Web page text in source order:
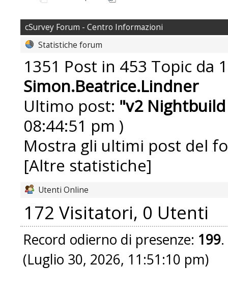
cSurvey Forum - Centro Informazioni
Statistiche forum
1351 Post in 453 Topic
Simon.Beatrice.Lindner
Ultimo post: "v2
08:44:51 pm )
Mostra gli ultimi post del
[Altre statistiche]
Utenti Online
172 Visitatori, 0 Utenti
Record odierno di presenze: 199
(Luglio 30, 2026, 11:51:10 pm)